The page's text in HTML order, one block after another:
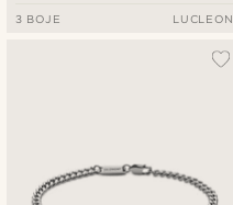
3 BOJE LUCLEON